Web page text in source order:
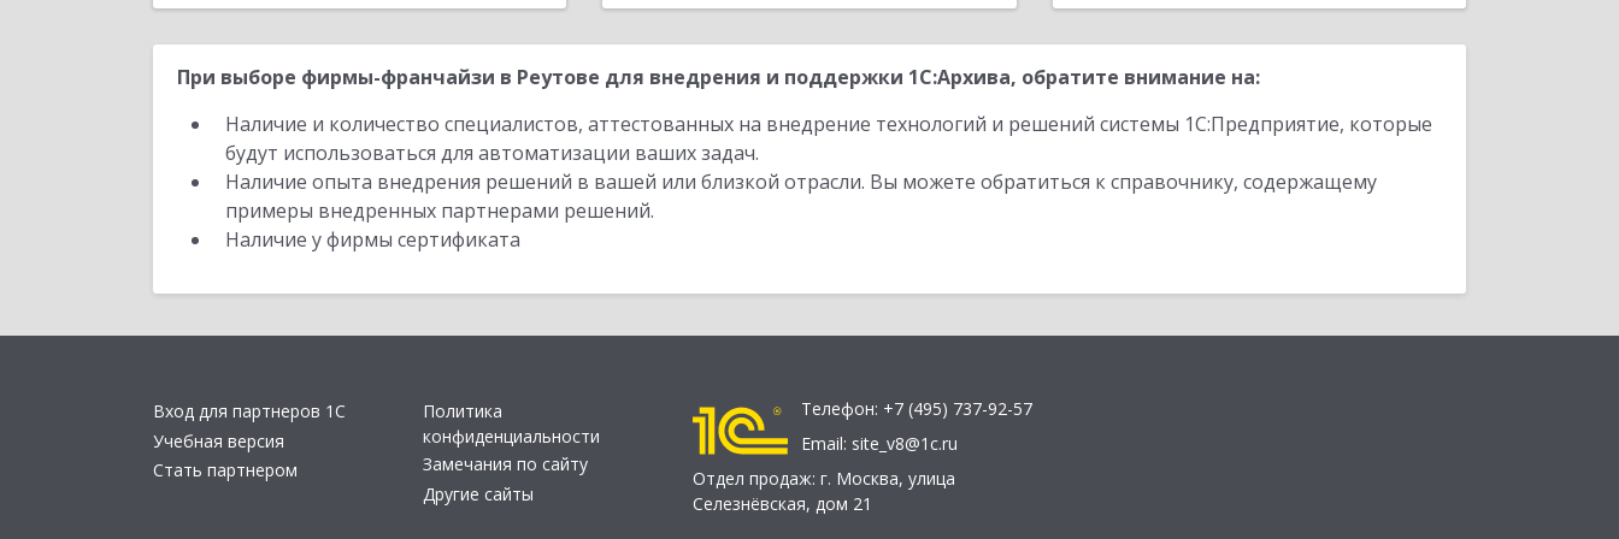
При выборе фирмы-франчайзи в Реутове для внедрения и поддержки 1С:Архива, обратите внимание на:
Наличие и количество специалистов, аттестованных на внедрение технологий и решений системы 1С:Предприятие, которые
будут использоваться для автоматизации ваших задач.
Наличие опыта внедрения решений в вашей или близкой отрасли. Вы можете обратиться к справочнику, содержащему
примеры внедренных партнерами решений.
Наличие у фирмы сертификата
Вход для партнеров 1С
Учебная версия
Стать партнером
Политика
конфиденциальности
Замечания по сайту
Другие сайты
Телефон: +7 (495) 737-92-57
Email: site_v8@1c.ru
Отдел продаж: г. Москва, улица
Селезнёвская, дом 21